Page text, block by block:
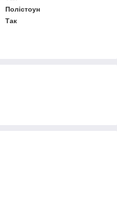
Полістоун
Так